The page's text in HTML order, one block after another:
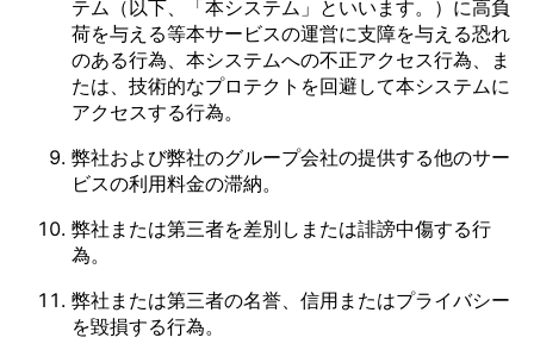
テム（以下、「本システム」といいます。）に高負
荷を与える等本サービスの運営に支障を与える恐れ
のある行為、本システムへの不正アクセス行為、ま
たは、技術的なプロテクトを回避して本システムに
アクセスする行為。
弊社および弊社のグループ会社の提供する他のサー
ビスの利用料金の滞納。
弊社または第三者を差別しまたは誹謗中傷する行
為。
弊社または第三者の名誉、信用またはプライバシー
を毀損する行為。